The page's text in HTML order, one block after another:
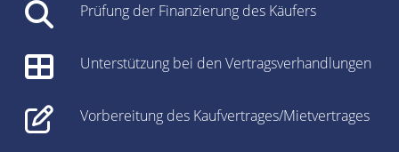
Prüfung der Finanzierung des Käufers
Unterstützung bei den Vertragsverhandlungen
Vorbereitung des Kaufvertrages/Mietvertrages